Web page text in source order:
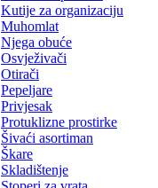
Kutije za organizaciju
Muhomlat
Njega obuće
Osvježivači
Otirači
Pepeljare
Privjesak
Protuklizne prostirke
Šivaći asortiman
Škare
Skladištenje